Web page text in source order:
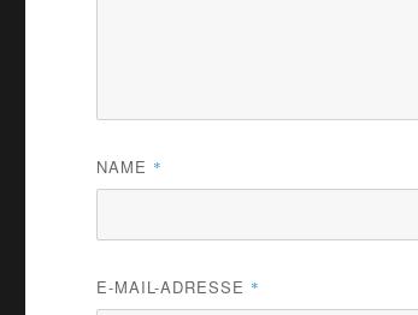
NAME *
E-MAIL-ADRESSE *